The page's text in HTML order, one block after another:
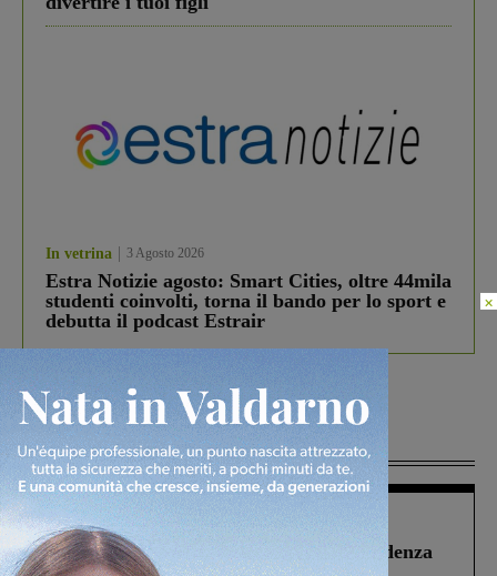
In vetrina 3 Agosto 2026
Estra Notizie agosto: Smart Cities, oltre 44mila
studenti coinvolti, torna il bando per lo sport e
debutta il podcast Estrair
Più lette
Figline Incisa Valdarno 1 Agosto 2026
Piscina di Figline finanziata oltre la scadenza
×